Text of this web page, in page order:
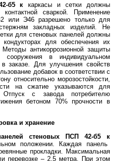
б5 к каркасы и сетки должны
контактной сваркой. Применение
или Э46 разрешено только для
закладных изделий. Не
для стеновых панелей должны
кондукторах для обеспечения их
Методы антикоррозионной защиты
сооружения в индивидуальном
заказе. Для улучшения свойств
добавок в соответствии с
относительно морозостойкости,
на сжатие указываются для
Отпуск с завода потребителю
бетоном 70% прочности в
и хранение
стеновых
ПСП 42-б5 к
положении. Каждая панель
прокладки. Максимальная
перевозке – 2,5 метра. При этом